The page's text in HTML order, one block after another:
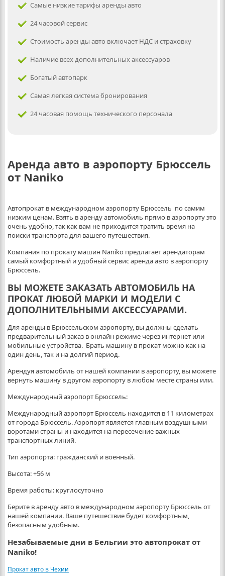
Самые низкие тарифы аренды авто
24 часовой сервис
Стоимость аренды авто включает НДС и страховку
Наличие всех дополнительных аксессуаров
Богатый автопарк
Самая легкая система бронирования
24 часовая помощь технического персонала
Аренда авто в аэропорту Брюссель
от Naniko
Автопрокат в международном аэропорту Брюссель по самим
низким ценам. Взять в аренду автомобиль прямо в аэропорту это
очень удобно, так как вам не приходится тратить время на
поиски транспорта для вашего путешествия.
Компания по прокату машин Naniko предлагает арендаторам
самый комфортный и удобный сервис аренда авто в аэропорту
Брюссель.
ВЫ МОЖЕТЕ ЗАКАЗАТЬ АВТОМОБИЛЬ НА
ПРОКАТ ЛЮБОЙ МАРКИ И МОДЕЛИ С
ДОПОЛНИТЕЛЬНЫМИ АКСЕССУАРАМИ.
Для аренды в Брюссельском аэропорту, вы должны сделать
предварительный заказ в онлайн режиме через интернет или
мобильные устройства. Брать машину в прокат можно как на
один день, так и на долгий период.
Арендуя автомобиль от нашей компании в аэропорту, вы можете
вернуть машину в другом аэропорту в любом месте страны или.
Международный аэропорт Брюссель:
Международный аэропорт Брюссель находится в 11 километрах
от города Брюссель. Аэропорт является главным воздушными
воротами страны и находится на пересечение важных
транспортных линий.
Тип аэропорта: гражданский и военный.
Высота: +56 м
Время работы: круглосуточно
Берите в аренду авто в международном аэропорту Брюссель от
нашей компании. Ваше путешествие будет комфортным,
безопасным удобным.
Незабываемые дни в Бельгии это автопрокат от
Naniko!
Прокат авто в Чехии